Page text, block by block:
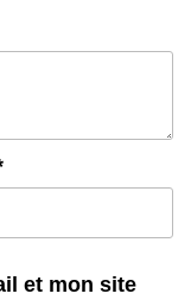
et mon site